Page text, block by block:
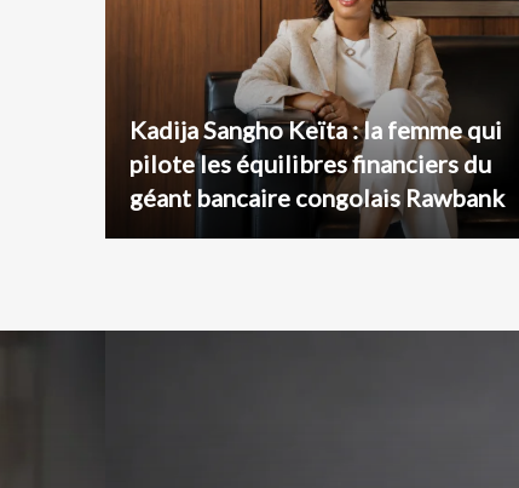
Kadija Sangho Keïta : la femme qui
pilote les équilibres financiers du
géant bancaire congolais Rawbank